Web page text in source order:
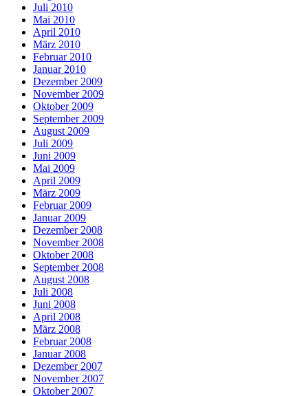
Juli 2010
Mai 2010
April 2010
März 2010
Februar 2010
Januar 2010
Dezember 2009
November 2009
Oktober 2009
September 2009
August 2009
Juli 2009
Juni 2009
Mai 2009
April 2009
März 2009
Februar 2009
Januar 2009
Dezember 2008
November 2008
Oktober 2008
September 2008
August 2008
Juli 2008
Juni 2008
April 2008
März 2008
Februar 2008
Januar 2008
Dezember 2007
November 2007
Oktober 2007